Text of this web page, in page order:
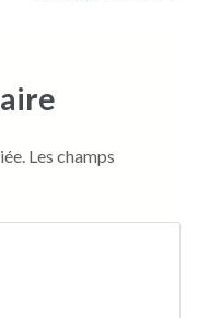
Les champs